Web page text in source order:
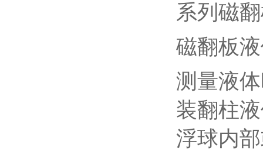
系列磁
磁翻板
测量液
装翻柱
浮球内